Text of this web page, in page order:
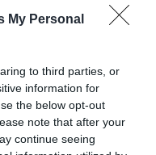
My Personal
to third parties, or
information for
the below opt-out
note that after your
continue seeing